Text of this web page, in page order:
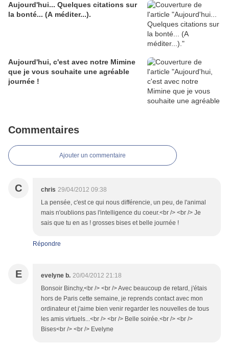
Aujourd'hui... Quelques citations sur
la bonté... (A méditer...).
Aujourd'hui, c'est avec notre Mimine
que je vous souhaite une agréable
journée !
Commentaires
Ajouter un commentaire
C chris 29/04/2012 09:38
La pensée, c'est ce qui nous différencie, un peu, de l'animal
mais n'oublions pas l'intelligence du coeur.<br /> <br /> Je
sais que tu en as ! grosses bises et belle journée !
Répondre
E evelyne b. 20/04/2012 21:18
Bonsoir Binchy,<br /> <br /> Avec beaucoup de retard, j'étais
hors de Paris cette semaine, je reprends contact avec mon
ordinateur et j'aime bien venir regarder les nouvelles de tous
les amis virtuels...<br /> <br /> Belle soirée.<br /> <br />
Bises<br /> <br /> Evelyne